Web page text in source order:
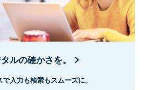
ルの確かさを。
入力も検索もスムーズに。